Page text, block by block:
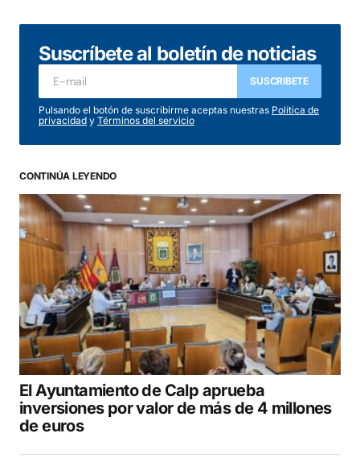
Suscríbete al boletín de noticias
SUSCRIBETE
Pulsando el botón de suscribirme aceptas nuestras Política de
privacidad y Términos del servicio
CONTINÚA LEYENDO
El Ayuntamiento de Calp aprueba
inversiones por valor de más de 4 millones
de euros